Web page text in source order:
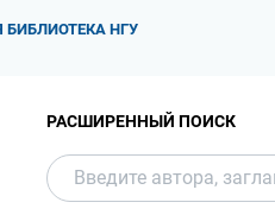
БИБЛИОТЕКА НГУ
РАСШИРЕННЫЙ ПОИСК